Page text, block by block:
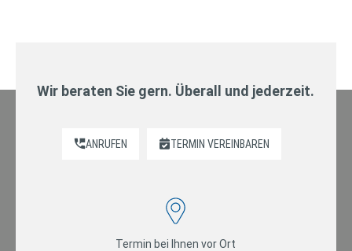
Wir beraten Sie gern. Überall und jederzeit.
ANRUFEN TERMIN VEREINBAREN
Termin bei Ihnen vor Ort